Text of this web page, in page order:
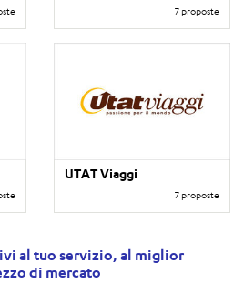
7 proposte
UTAT Viaggi
7 proposte
al tuo servizio, al miglior
di mercato